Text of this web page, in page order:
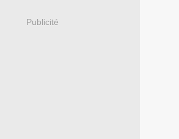
Publicité